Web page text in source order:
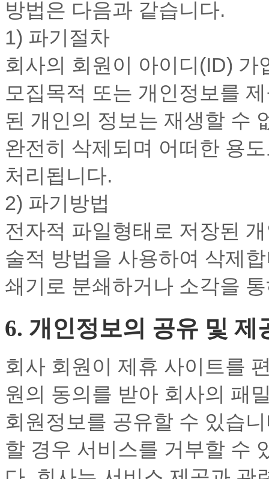
방법은 다음과 같습니다.
1) 파기절차
회사의 회원이 아이디(ID)
모집목적 또는 개인정보를
된 개인의 정보는 재생할 수
완전히 삭제되며 어떠한 용
처리됩니다.
2) 파기방법
전자적 파일형태로 저장된
술적 방법을 사용하여 삭제
쇄기로 분쇄하거나 소각을
6. 개인정보의 공유 및 제
회사 회원이 제휴 사이트를
원의 동의를 받아 회사의 패
회원정보를 공유할 수 있습
할 경우 서비스를 거부할 수